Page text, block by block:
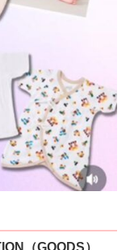
（GOODS）